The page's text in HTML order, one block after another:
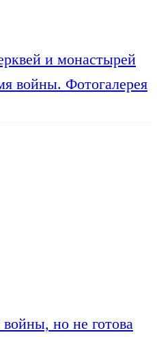
и монастырей
войны. Фотогалерея
но не готова